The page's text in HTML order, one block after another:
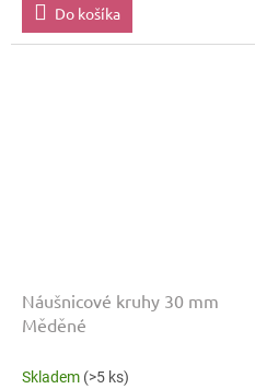
Do košíka
Náušnicové kruhy 30 mm
Měděné
Skladem (>5 ks)